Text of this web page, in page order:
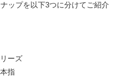
ップを以下3つに分けてご紹介
ーズ
指